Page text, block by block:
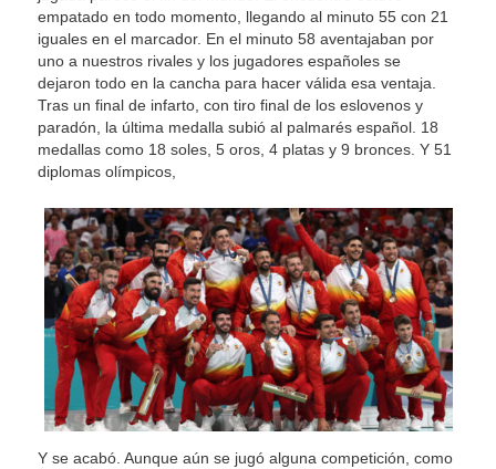
empatado en todo momento, llegando al minuto 55 con 21
iguales en el marcador. En el minuto 58 aventajaban por
uno a nuestros rivales y los jugadores españoles se
dejaron todo en la cancha para hacer válida esa ventaja.
Tras un final de infarto, con tiro final de los eslovenos y
paradón, la última medalla subió al palmarés español. 18
medallas como 18 soles, 5 oros, 4 platas y 9 bronces. Y 51
diplomas olímpicos,
Y se acabó. Aunque aún se jugó alguna competición, como